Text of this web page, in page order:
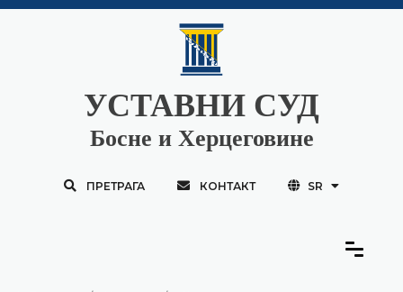
УСТАВНИ СУД
Босне и Херцеговине
ПРЕТРАГА КОНТАКТ SR